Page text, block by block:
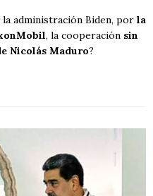
la administración Biden, por la
, la cooperación sin
Nicolás Maduro?